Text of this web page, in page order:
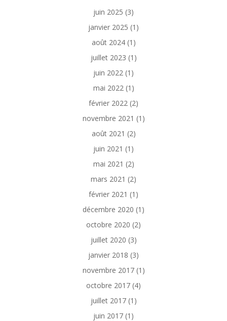
juin 2025 (3)
janvier 2025 (1)
août 2024(1)
juillet 2023 (1)
juin 2022 (1)
mai 2022(1)
février 2022 (2)
novembre 2021 (1)
août 2021 (2)
juin 2021 (1)
mai 2021 (2)
mars 2021 (2)
février 2021 (1)
décembre 2020 (1)
octobre 2020 (2)
juillet 2020 (3)
janvier 2018 (3)
novembre 2017(1)
octobre 2017 (4)
juillet 2017(1)
juin 2017 (1)